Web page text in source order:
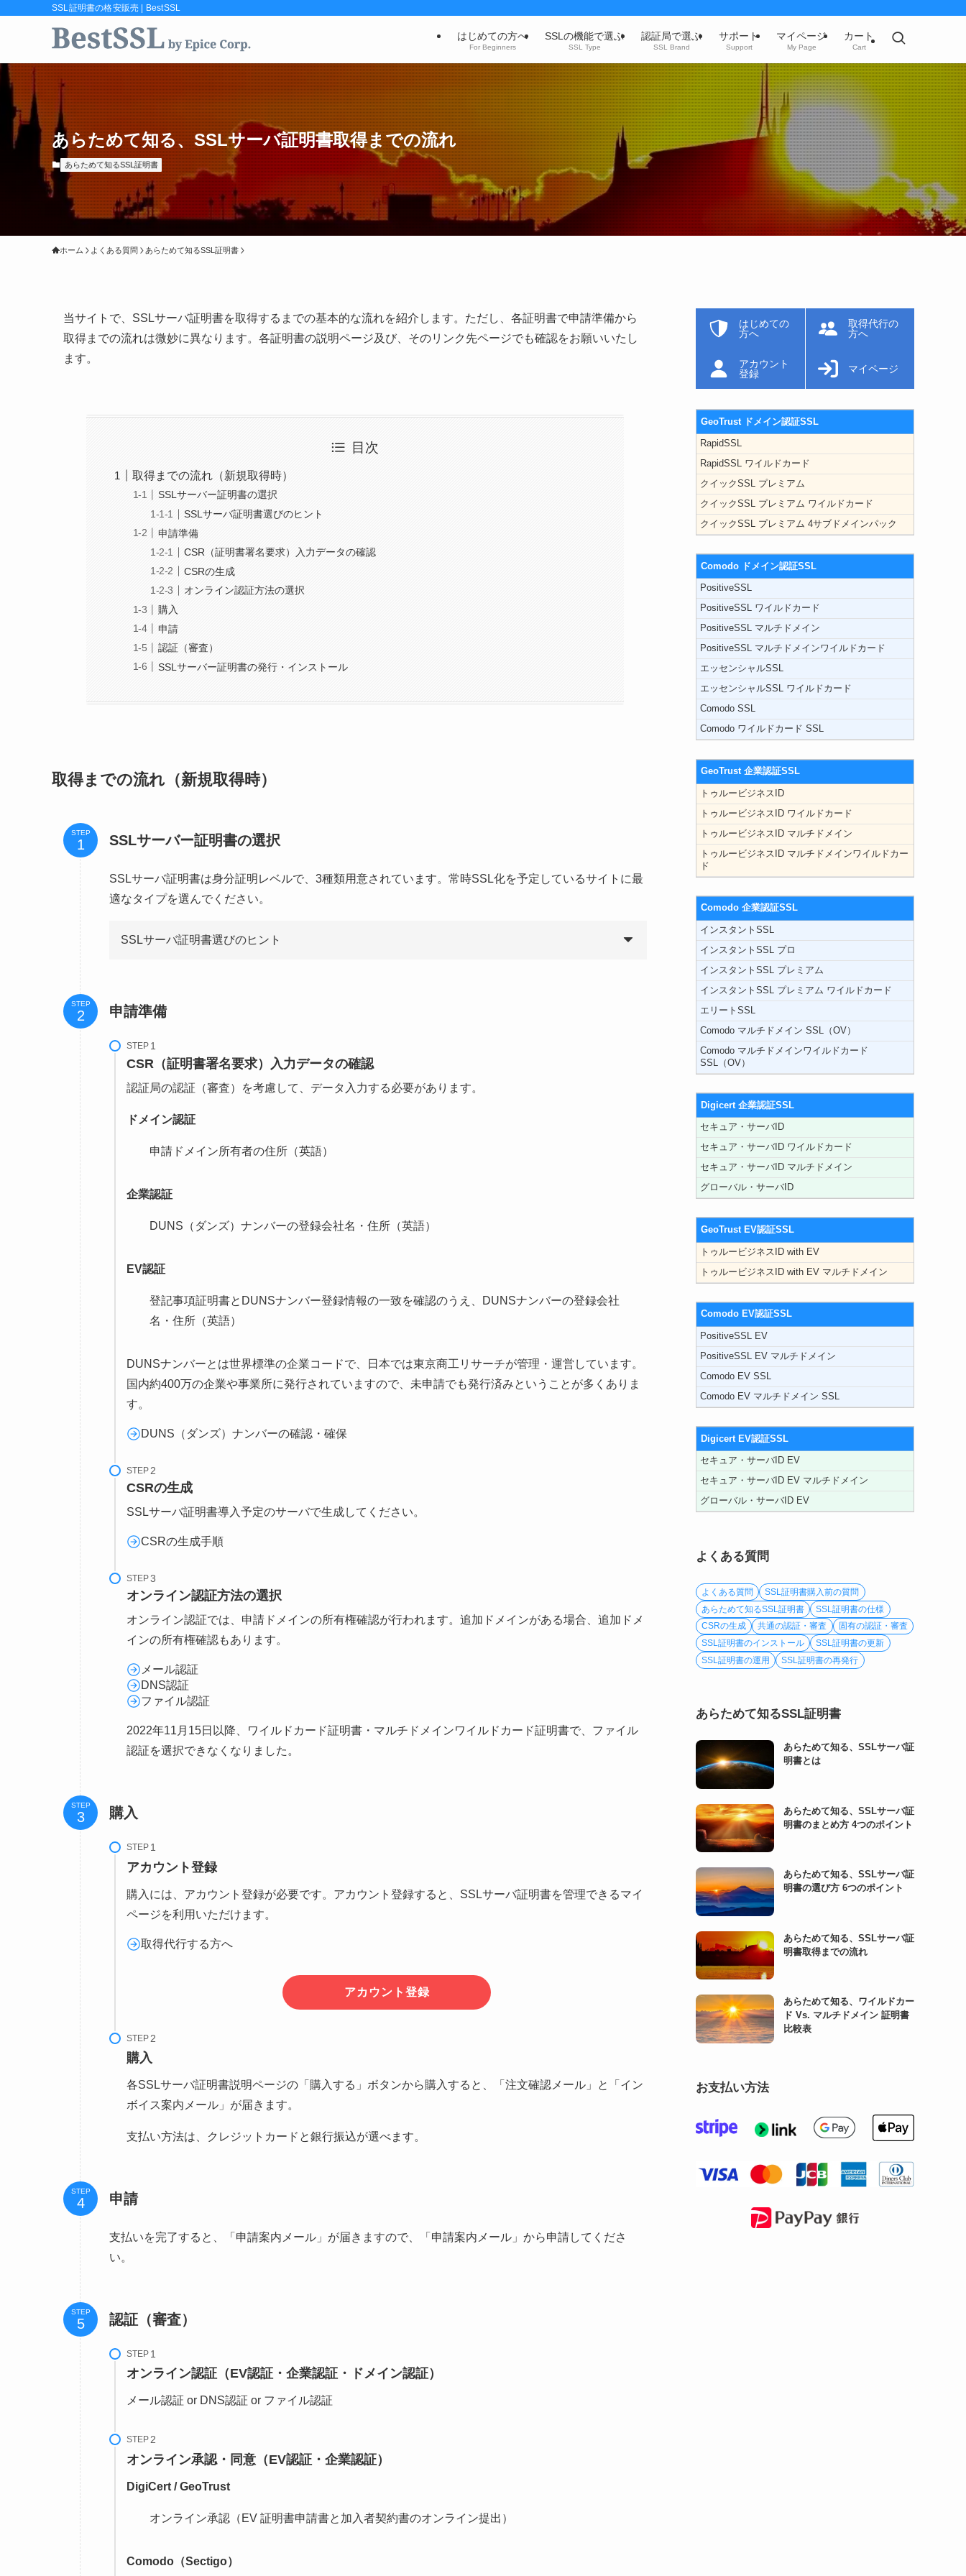
SSL証明書の格安販売 | BestSSL
はじめての方へ
For Beginners
SSLの機能で選ぶ
SSL Type
認証局で選ぶ
SSL Brand
サポート
Support
マイページ
My Page
カート
Cart
あらためて知る、SSLサーバ証明書取得までの流れ
あらためて知るSSL証明書
ホーム よくある質問 あらためて知るSSL証明書
当サイトで、SSLサーバ証明書を取得するまでの基本的な流れを紹介します。ただし、各証明書で申請準備から
取得までの流れは微妙に異なります。各証明書の説明ページ及び、そのリンク先ページでも確認をお願いいたし
ます。
目次
取得までの流れ（新規取得時）
SSLサーバー証明書の選択
SSLサーバ証明書選びのヒント
申請準備
CSR（証明書署名要求）入力データの確認
CSRの生成
オンライン認証方法の選択
購入
申請
認証（審査）
SSLサーバー証明書の発行・インストール
取得までの流れ（新規取得時）
STEP SSLサーバー証明書の選択
SSLサーバ証明書は身分証明レベルで、3種類用意されています。常時SSL化を予定しているサイトに最
適なタイプを選んでください。
SSLサーバ証明書選びのヒント
STEP 申請準備
STEP
CSR（証明書署名要求）入力データの確認
認証局の認証（審査）を考慮して、データ入力する必要があります。
ドメイン認証
申請ドメイン所有者の住所（英語）
企業認証
DUNS（ダンズ）ナンバーの登録会社名・住所（英語）
EV認証
登記事項証明書とDUNSナンバー登録情報の一致を確認のうえ、DUNSナンバーの登録会社
名・住所（英語）
DUNSナンバーとは世界標準の企業コードで、日本では東京商工リサーチが管理・運営しています。
国内約400万の企業や事業所に発行されていますので、未申請でも発行済みということが多くありま
す。
DUNS（ダンズ）ナンバーの確認・確保
STEP
CSRの生成
SSLサーバ証明書導入予定のサーバで生成してください。
CSRの生成手順
STEP
オンライン認証方法の選択
オンライン認証では、申請ドメインの所有権確認が行われます。追加ドメインがある場合、追加ドメ
インの所有権確認もあります。
メール認証
DNS認証
ファイル認証
2022年11月15日以降、ワイルドカード証明書・マルチドメインワイルドカード証明書で、ファイル
認証を選択できなくなりました。
STEP 購入
STEP
アカウント登録
購入には、アカウント登録が必要です。アカウント登録すると、SSLサーバ証明書を管理できるマイ
ページを利用いただけます。
取得代行する方へ
アカウント登録
STEP
購入
各SSLサーバ証明書説明ページの「購入する」ボタンから購入すると、「注文確認メール」と「イン
ボイス案内メール」が届きます。
支払い方法は、クレジットカードと銀行振込が選べます。
STEP 申請
支払いを完了すると、「申請案内メール」が届きますので、「申請案内メール」から申請してくださ
い。
STEP 認証（審査）
STEP
オンライン認証（EV認証・企業認証・ドメイン認証）
メール認証 or DNS認証 or ファイル認証
STEP
オンライン承認・同意（EV認証・企業認証）
DigiCert / GeoTrust
オンライン承認（EV 証明書申請書と加入者契約書のオンライン提出）
Comodo（Sectigo）
はじめての
方へ
取得代行の
方へ
アカウント
登録
マイページ
GeoTrust ドメイン認証SSL
RapidSSL
RapidSSL ワイルドカード
クイックSSL プレミアム
クイックSSL プレミアム ワイルドカード
クイックSSL プレミアム 4サブドメインパック
Comodo ドメイン認証SSL
PositiveSSL
PositiveSSL ワイルドカード
PositiveSSL マルチドメイン
PositiveSSL マルチドメインワイルドカード
エッセンシャルSSL
エッセンシャルSSL ワイルドカード
Comodo SSL
Comodo ワイルドカード SSL
GeoTrust 企業認証SSL
トゥルービジネスID
トゥルービジネスID ワイルドカード
トゥルービジネスID マルチドメイン
トゥルービジネスID マルチドメインワイルドカー
ド
Comodo 企業認証SSL
インスタントSSL
インスタントSSL プロ
インスタントSSL プレミアム
インスタントSSL プレミアム ワイルドカード
エリートSSL
Comodo マルチドメイン SSL（OV）
Comodo マルチドメインワイルドカード
SSL（OV）
Digicert 企業認証SSL
セキュア・サーバID
セキュア・サーバID ワイルドカード
セキュア・サーバID マルチドメイン
グローバル・サーバID
GeoTrust EV認証SSL
トゥルービジネスID with EV
トゥルービジネスID with EV マルチドメイン
Comodo EV認証SSL
PositiveSSL EV
PositiveSSL EV マルチドメイン
Comodo EV SSL
Comodo EV マルチドメイン SSL
Digicert EV認証SSL
セキュア・サーバID EV
セキュア・サーバID EV マルチドメイン
グローバル・サーバID EV
よくある質問
よくある質問
SSL証明書購入前の質問
あらためて知るSSL証明書
SSL証明書の仕様
CSRの生成
共通の認証・審査
固有の認証・審査
SSL証明書のインストール
SSL証明書の更新
SSL証明書の運用
SSL証明書の再発行
あらためて知るSSL証明書
あらためて知る、SSLサーバ証
明書とは
あらためて知る、SSLサーバ証
明書のまとめ方 4つのポイント
あらためて知る、SSLサーバ証
明書の選び方 6つのポイント
あらためて知る、SSLサーバ証
明書取得までの流れ
あらためて知る、ワイルドカー
ド Vs. マルチドメイン 証明書
比較表
お支払い方法